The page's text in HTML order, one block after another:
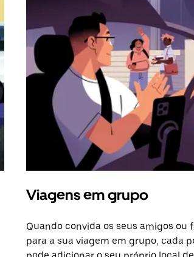
Viagens em grupo
Quando convida os seus amigos ou
para a sua viagem em grupo, cada